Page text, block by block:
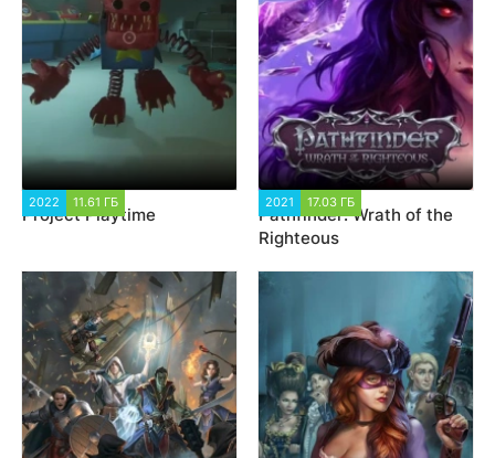
2022 11.61 ГБ
Project Playtime
2021 17.03 ГБ
Pathfinder: Wrath of the
Righteous